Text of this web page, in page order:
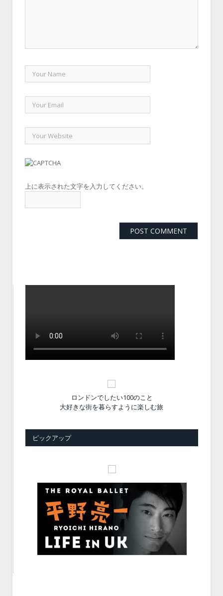
上に表示された文字を入力してください。
ロンドンでしたい100のこと
大好きな街を暮らすように楽しむ旅
ピックアップ